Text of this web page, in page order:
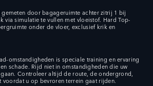
door bagageruimte achter zitrij 1 bij
via simulatie te vullen met vloeistof. Hard Top-
onder de vloer, exclusief krik en
omstandigheden is speciale training en ervaring
schade. Rijd niet in omstandigheden die uw
Controleer altijd de route, de ondergrond,
voordat u op bevroren terrein gaat rijden.